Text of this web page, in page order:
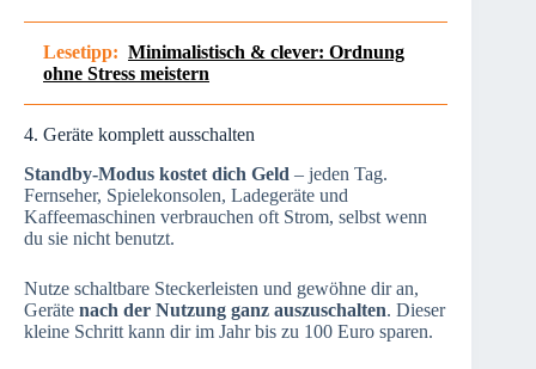
Lesetipp: Minimalistisch & clever: Ordnung
ohne Stress meistern
4. Geräte komplett ausschalten
Standby-Modus kostet dich Geld – jeden Tag.
Fernseher, Spielekonsolen, Ladegeräte und
Kaffeemaschinen verbrauchen oft Strom, selbst wenn
du sie nicht benutzt.
Nutze schaltbare Steckerleisten und gewöhne dir an,
Geräte nach der Nutzung ganz auszuschalten. Dieser
kleine Schritt kann dir im Jahr bis zu 100 Euro sparen.